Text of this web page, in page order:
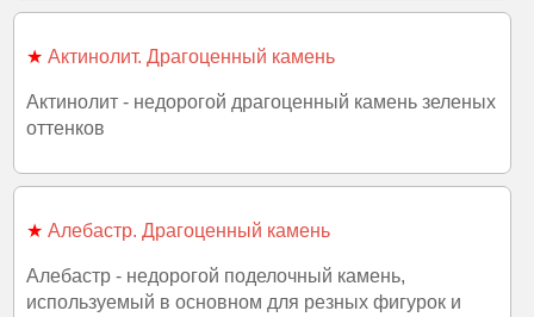
★ Актинолит. Драгоценный камень
Актинолит - недорогой драгоценный камень зеленых
оттенков
★ Алебастр. Драгоценный камень
Алебастр - недорогой поделочный камень,
используемый в основном для резных фигурок и